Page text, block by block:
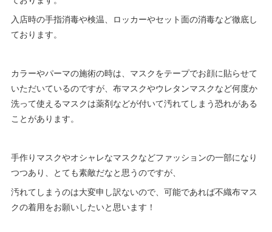
入店時の手指消毒や検温、ロッカーやセット面の消毒など徹底し
ております。
カラーやパーマの施術の時は、マスクをテープでお顔に貼らせて
いただいているのですが、布マスクやウレタンマスクなど何度か
洗って使えるマスクは薬剤などが付いて汚れてしまう恐れがある
ことがあります。
手作りマスクやオシャレなマスクなどファッションの一部になり
つつあり、とても素敵だなと思うのですが、
汚れてしまうのは大変申し訳ないので、可能であれば不織布マス
クの着用をお願いしたいと思います！